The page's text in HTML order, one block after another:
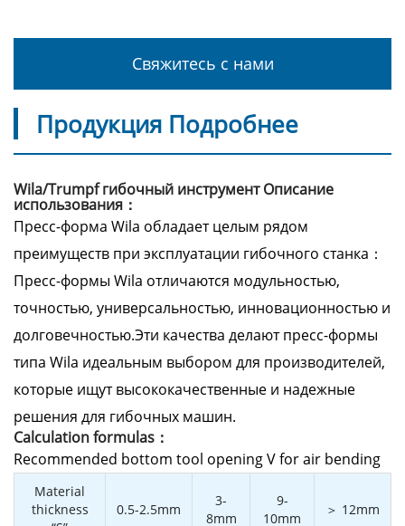
Свяжитесь с нами
Продукция Подробнее
Wila/Trumpf гибочный инструмент Описание
использования：
Пресс-форма Wila обладает целым рядом
преимуществ при эксплуатации гибочного станка：
Пресс-формы Wila отличаются модульностью,
точностью, универсальностью, инновационностью и
долговечностью.Эти качества делают пресс-формы
типа Wila идеальным выбором для производителей,
которые ищут высококачественные и надежные
решения для гибочных машин.
Calculation formulas：
Recommended bottom tool opening V for air bending
Material
thickness
0.5-2.5mm
3-
8mm
9-
10mm
＞ 12mm